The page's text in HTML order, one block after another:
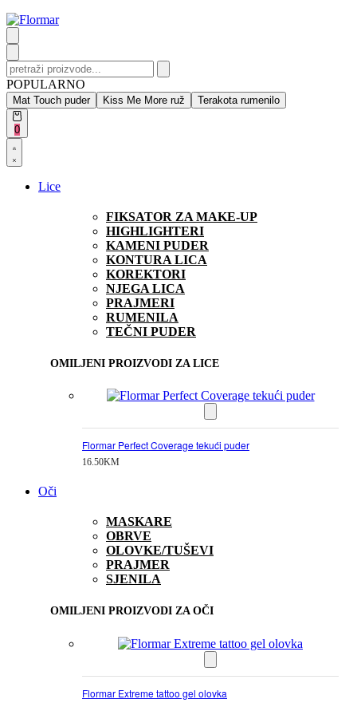
Search
for:
POPULARNO
Mat Touch puder Kiss Me More ruž Terakota rumenilo
0Open
cart
Open
Account
details
Lice
FIKSATOR ZA MAKE-UP
HIGHLIGHTERI
KAMENI PUDER
KONTURA LICA
KOREKTORI
NJEGA LICA
PRAJMERI
RUMENILA
TEČNI PUDER
OMILJENI PROIZVODI ZA LICE
Flormar Perfect Coverage tekući puder
16.50KM
Oči
MASKARE
OBRVE
OLOVKE/TUŠEVI
PRAJMER
SJENILA
OMILJENI PROIZVODI ZA OČI
Flormar Extreme tattoo gel olovka